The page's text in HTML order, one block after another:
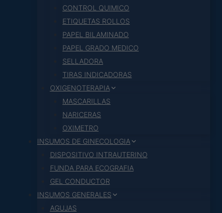
CONTROL QUIMICO
ETIQUETAS ROLLOS
PAPEL BILAMINADO
PAPEL GRADO MEDICO
SELLADORA
TIRAS INDICADORAS
OXIGENOTERAPIA
MASCARILLAS
NARICERAS
OXIMETRO
INSUMOS DE GINECOLOGIA
DISPOSITIVO INTRAUTERINO
FUNDA PARA ECOGRAFIA
GEL CONDUCTOR
INSUMOS GENERALES
AGUJAS